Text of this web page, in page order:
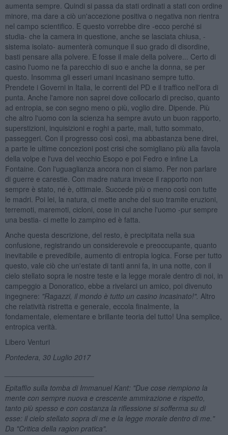
aumenta sempre. Quindi si passa da stati ordinati a stati con ordine
minore, ma dare a ciò un'accezione positiva o negativa non rientra
nel campo scientifico. E questo vorrebbe dire -ecco perché si
studia- che la camera in questione, anche se lasciata chiusa, -
sistema isolato- aumenterà comunque il suo grado di disordine,
basti pensare alla polvere. E fosse il male della polvere... Certo di
casino l'uomo ne fa parecchio di suo e anche la donna, se per
questo. Insomma gli esseri umani incasinano sempre tutto.
Prendete i Governi in Italia, le correnti del PD e il traffico nell'ora di
punta. Anche l'amore non saprei dove collocarlo di preciso, quanto
ad entropia, se con segno meno o più, voglio dire. Dipende. Più
che altro l'uomo con la scienza ha sempre avuto un buon rapporto,
superstizioni, inquisizioni e roghi a parte, mali, tutto sommato,
passeggeri. Con il progresso così così, ma abbastanza bene direi,
a parte le ultime concezioni post crisi che somigliano più alla favola
della volpe e l'uva del vecchio Esopo e poi Fedro e infine La
Fontaine. Con l'uguaglianza ancora non ci siamo. Per non parlare
di guerre e carestie. Con madre natura invece il rapporto non
sempre è stato, né è, ottimale. Succede più o meno così con tutte
le madri. Poi lei, la natura, ci mette anche del suo tramite eruzioni,
terremoti, maremoti, cicloni, cose in cui anche l'uomo -pur sempre
una bestia- ci mette lo zampino ed è fatta.
Anche questa descrizione, del resto, è precipitata nella sua
confusione, registrando un considerevole e preoccupante, quanto
inevitabile e prevedibile, aumento di entropia logica. Forse per tutto
questo, vale ciò che un'estate di tanti anni fa, in una notte, con il
cielo stellato sopra le nostre teste e la legge morale dentro di noi, in
campeggio a Donoratico, ebbe a rivelarci un amico, poi divenuto
ingegnere: "Ragazzi, il mondo è tutto un casino incasinato!". Altro
che relatività ristretta e generale, eccola finalmente, la
fondamentale, elementare e brillante teoria del tutto! Una semplice,
entropica verità.
Libero Venturi
Pontedera, 30 Luglio 2017
Epitaffio sulla tomba di Immanuel Kant: "Due cose riempiono la
mente con sempre nuova e crescente ammirazione e rispetto,
tanto più spesso e con costanza la riflessione si sofferma su di
esse: il cielo stellato sopra di me e la legge morale dentro di me."
Da "Critica della ragion pratica".